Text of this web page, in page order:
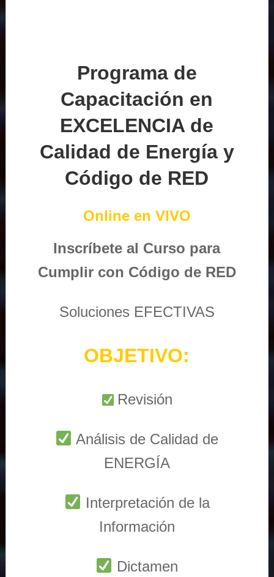
Programa de
Capacitación en
EXCELENCIA de
Calidad de Energía y
Código de RED
Online en VIVO
Inscríbete al Curso para
Cumplir con Código de RED
Soluciones EFECTIVAS
OBJETIVO:
Revisión
Análisis de Calidad de
ENERGÍA
Interpretación de la
Información
Dictamen